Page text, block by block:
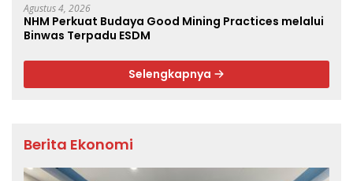
Agustus 4, 2026
NHM Perkuat Budaya Good Mining Practices melalui
Binwas Terpadu ESDM
Selengkapnya
Berita Ekonomi